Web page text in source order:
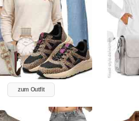
zum Outfit